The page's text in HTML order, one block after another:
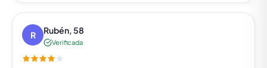
R Rubén, 58
Verificada